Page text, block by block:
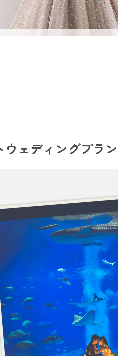
ェディングプラン